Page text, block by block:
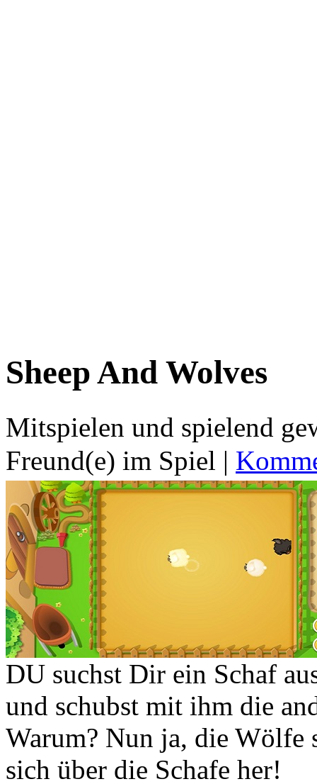
Sheep And Wolves
Mitspielen und spielend
Freund(e) im Spiel |
DU suchst Dir ein Schaf
und schubst mit ihm die
Warum? Nun ja, die Wölfe
sich über die Schafe her!